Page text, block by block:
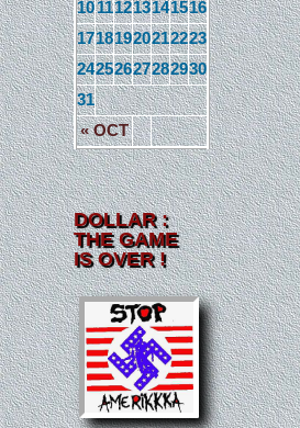
« OCT
10111213141516
17181920212223
24252627282930
31
DOLLAR :
THE GAME
IS OVER !